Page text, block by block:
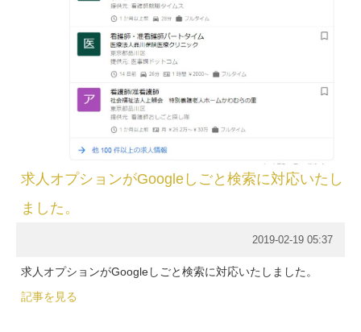
求人オプションがGoogleしごと検索に対応いたし
ました。
2019-02-19 05:37
求人オプションがGoogleしごと検索に対応いたしました。
記事を見る